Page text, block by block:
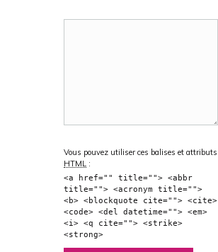
Vous pouvez utiliser ces balises et attributs
HTML :
<a href="" title=""> <abbr
title=""> <acronym title="">
<b> <blockquote cite=""> <cite>
<code> <del datetime=""> <em>
<i> <q cite=""> <strike>
<strong>